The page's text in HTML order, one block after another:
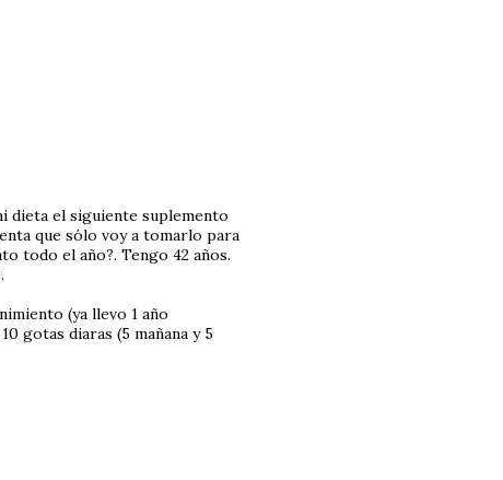
dieta el siguiente suplemento
que sólo voy a tomarlo para
todo el año?. Tengo 42 años.
(ya llevo 1 año
gotas diaras (5 mañana y 5